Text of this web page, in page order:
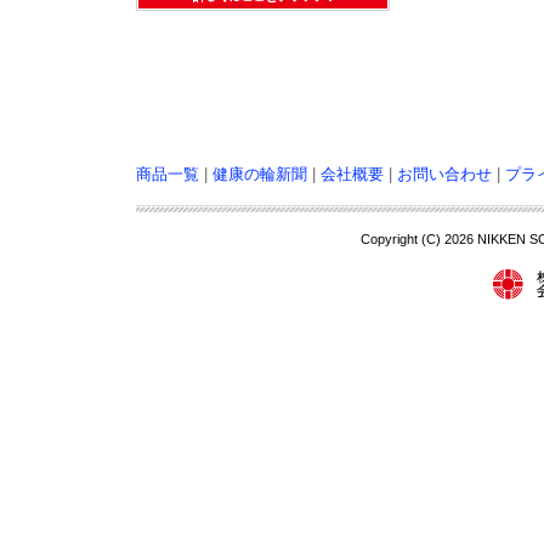
商品一覧 | 健康の輪新聞 | 会社概要 | お問い合わせ | プラ
Copyright (C) 2026 NIKKEN